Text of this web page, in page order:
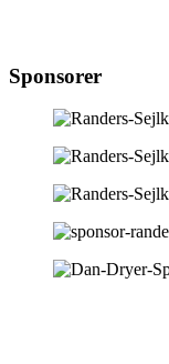
Sponsorer